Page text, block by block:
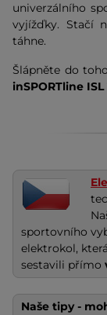
univerzálního
vyjížďky. Stačí
táhne.
Šlápněte do
inSPORTline
sportovního
elektrokol,
sestavili přímo
Naše tipy -